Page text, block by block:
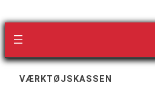
VÆRKTØJSKASSEN